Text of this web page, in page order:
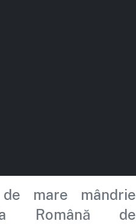
mare mândrie
Română de